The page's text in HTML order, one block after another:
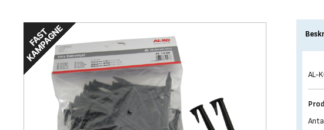
AL-